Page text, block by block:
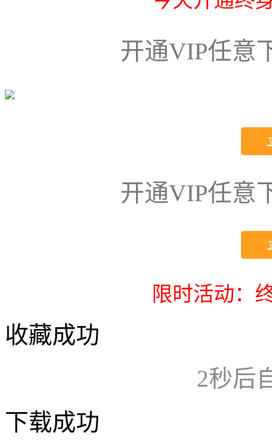
开通VIP任意
开通VIP任意
限时活动：
收藏成功
2秒后
下载成功